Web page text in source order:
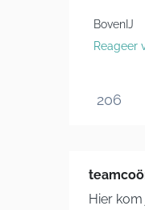
BovenIJ
Reageer
206
Hier